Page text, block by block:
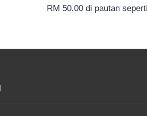
RM 50.00 di pautan